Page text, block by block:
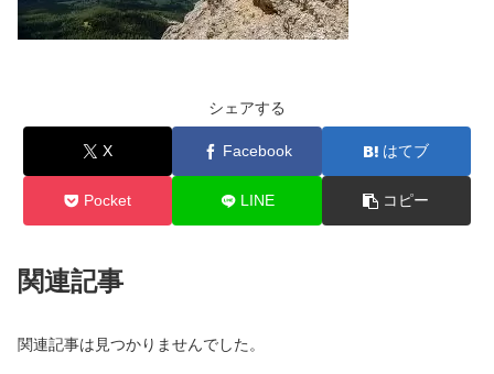
シェアする
X Facebook はてブ
Pocket LINE コピー
関連記事
関連記事は見つかりませんでした。